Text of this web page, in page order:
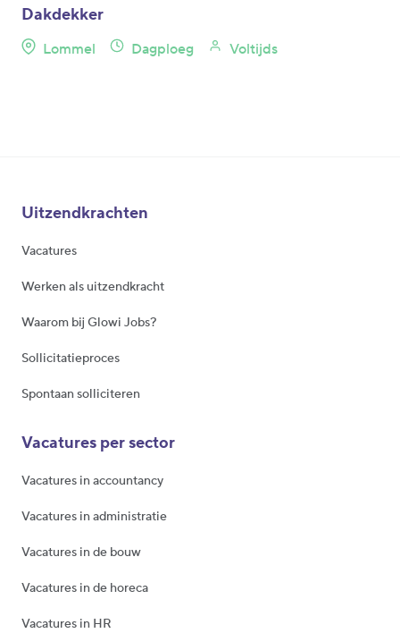
Dakdekker
Lommel Dagploeg Voltijds
Uitzendkrachten
Vacatures
Werken als uitzendkracht
Waarom bij Glowi Jobs?
Sollicitatieproces
Spontaan solliciteren
Vacatures per sector
Vacatures in accountancy
Vacatures in administratie
Vacatures in de bouw
Vacatures in de horeca
Vacatures in HR